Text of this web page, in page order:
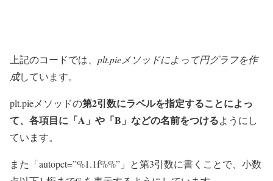
上記のコードでは、 plt.pieメソッドによって円グラフを作
成しています。
plt.pieメソッドの第2引数にラベルを指定することによっ
て、各項目に「A」や「B」などの名前をつけるようにし
ています。
また「autopct=”%1.1f%%”」と第3引数に書くことで、小数